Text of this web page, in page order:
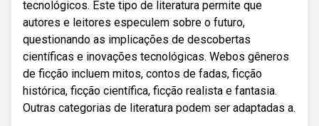
tecnológicos. Este tipo de literatura permite que
autores e leitores especulem sobre o futuro,
questionando as implicações de descobertas
científicas e inovações tecnológicas. Webos gêneros
de ficção incluem mitos, contos de fadas, ficção
histórica, ficção científica, ficção realista e fantasia.
Outras categorias de literatura podem ser adaptadas a.